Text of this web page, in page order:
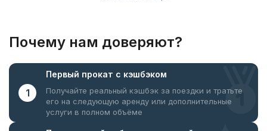
Почему нам доверяют?
1
Первый прокат с кэшбэком
Получайте реальный кэшбэк за поездки и тратьте
его на следующую аренду или дополнительные
услуги в полном объёме